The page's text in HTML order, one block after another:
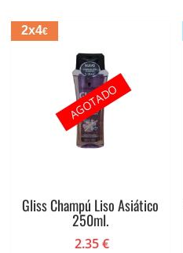
2x4€
Gliss Champú Liso Asiático
250ml.
2.35€
AGOTADO